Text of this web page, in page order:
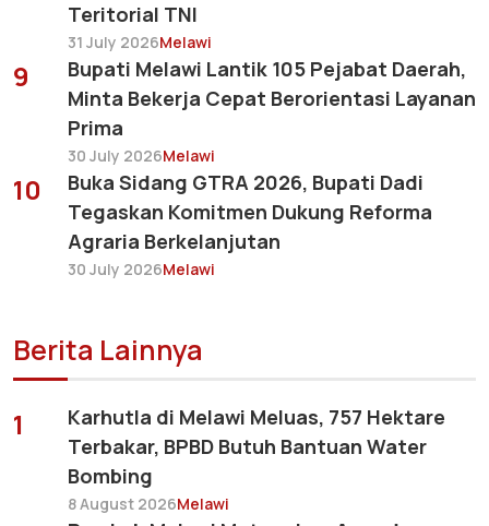
Teritorial TNI
31 July 2026Melawi
9
Bupati Melawi Lantik 105 Pejabat Daerah,
Minta Bekerja Cepat Berorientasi Layanan
Prima
30 July 2026Melawi
10
Buka Sidang GTRA 2026, Bupati Dadi
Tegaskan Komitmen Dukung Reforma
Agraria Berkelanjutan
30 July 2026Melawi
Berita Lainnya
1
Karhutla di Melawi Meluas, 757 Hektare
Terbakar, BPBD Butuh Bantuan Water
Bombing
8 August 2026Melawi